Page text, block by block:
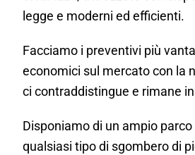
legge e moderni ed efficienti.
Facciamo i preventivi più
economici sul mercato con la
ci contraddistingue e rimane
Disponiamo di un ampio
qualsiasi tipo di sgombero di